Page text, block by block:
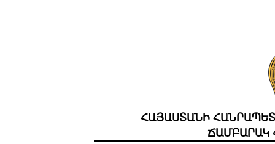
ՀԱՅԱՍՏԱՆԻ
ՃԱՄԲԱՐԱԿ